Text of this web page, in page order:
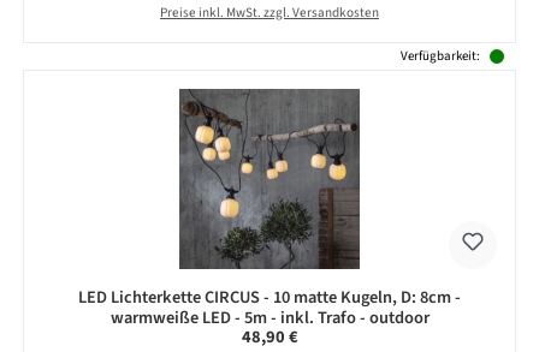
Preise inkl. MwSt. zzgl. Versandkosten
Verfügbarkeit:
LED Lichterkette CIRCUS - 10 matte Kugeln, D: 8cm -
warmweiße LED - 5m - inkl. Trafo - outdoor
Regulärer Preis:
48,90 €